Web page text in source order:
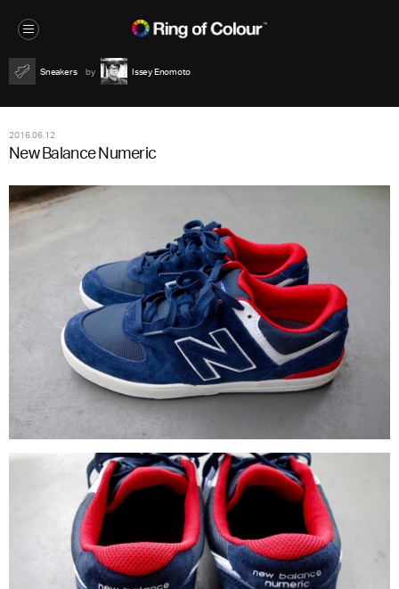
Sneakers Issey Enomoto
2016.06.12
New Balance Numeric